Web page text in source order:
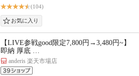
(104)
【LIVE参戦good限定7,800円→3,480円~】
即納 厚底 …
anderis 楽天市場店